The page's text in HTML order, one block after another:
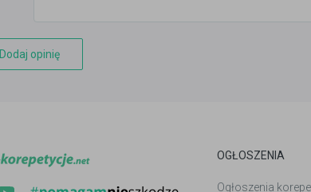
Dodaj opinię
OGŁOSZENIA
Ogłoszenia